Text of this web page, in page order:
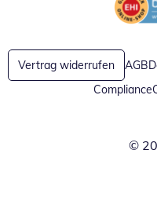
Öffnet
Vertrag widerrufen AGB
Compliance
©